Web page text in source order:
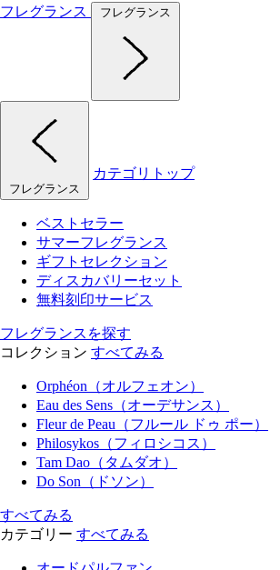
フレグランス
フレグランス
フレグランス
カテゴリトップ
ベストセラー
サマーフレグランス
ギフトセレクション
ディスカバリーセット
無料刻印サービス
フレグランスを探す
コレクション すべてみる
Orphéon（オルフェオン）
Eau des Sens（オーデサンス）
Fleur de Peau（フルール ドゥ ポー）
Philosykos（フィロシコス）
Tam Dao（タムダオ）
Do Son（ドソン）
すべてみる
カテゴリー すべてみる